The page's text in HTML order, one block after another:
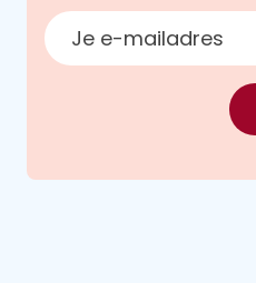
E-mailadres